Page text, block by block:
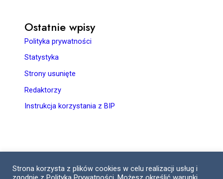
Ostatnie wpisy
Polityka prywatności
Statystyka
Strony usunięte
Redaktorzy
Instrukcja korzystania z BIP
Strona korzysta z plików cookies w celu realizacji usług i